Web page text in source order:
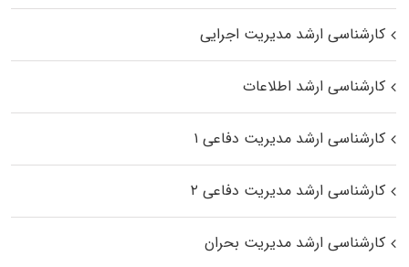
کارشناسی ارشد مدیریت اجرایی
کارشناسی ارشد اطلاعات
کارشناسی ارشد مدیریت دفاعی ۱
کارشناسی ارشد مدیریت دفاعی ۲
کارشناسی ارشد مدیریت بحران